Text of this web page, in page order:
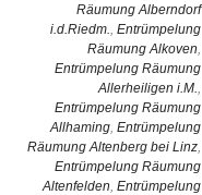
Räumung Alberndorf
i.d.Riedm., Entrümpelung
Räumung Alkoven,
Entrümpelung Räumung
Allerheiligen i.M.,
Entrümpelung Räumung
Allhaming, Entrümpelung
Räumung Altenberg bei Linz,
Entrümpelung Räumung
Altenfelden, Entrümpelung